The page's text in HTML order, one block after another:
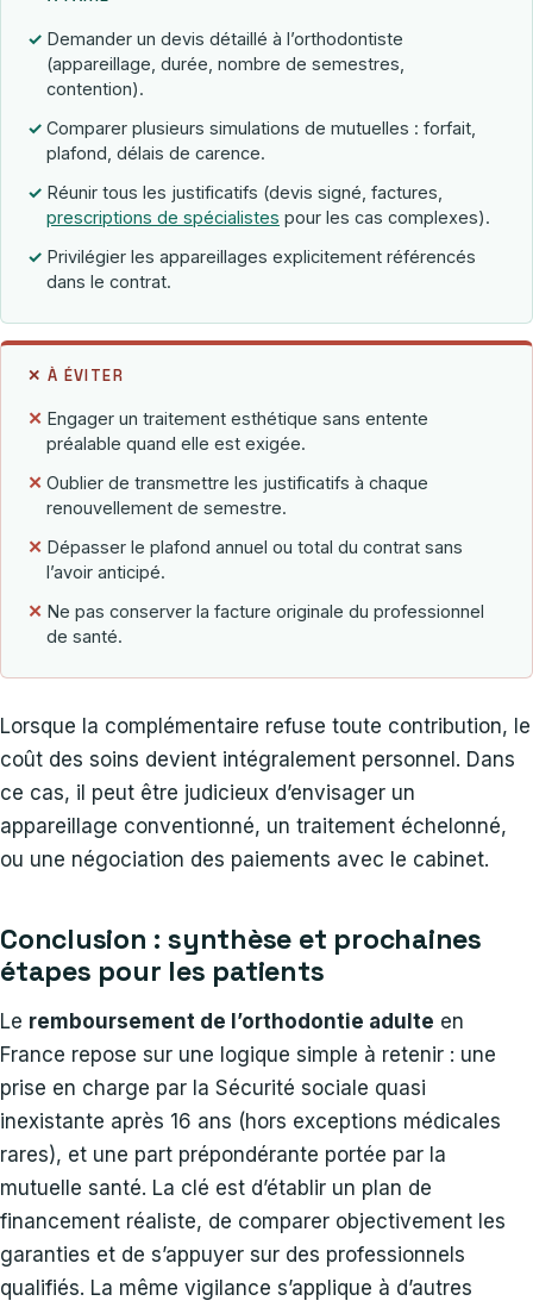
✓ Demander un devis détaillé à l’orthodontiste
(appareillage, durée, nombre de semestres,
contention).
✓ Comparer plusieurs simulations de mutuelles : forfait,
plafond, délais de carence.
✓ Réunir tous les justificatifs (devis signé, factures,
prescriptions de spécialistes pour les cas complexes).
✓ Privilégier les appareillages explicitement référencés
dans le contrat.
✕ À ÉVITER
✕ Engager un traitement esthétique sans entente
préalable quand elle est exigée.
✕ Oublier de transmettre les justificatifs à chaque
renouvellement de semestre.
✕ Dépasser le plafond annuel ou total du contrat sans
l’avoir anticipé.
✕ Ne pas conserver la facture originale du professionnel
de santé.
Lorsque la complémentaire refuse toute contribution, le
coût des soins devient intégralement personnel. Dans
ce cas, il peut être judicieux d’envisager un
appareillage conventionné, un traitement échelonné,
ou une négociation des paiements avec le cabinet.
Conclusion : synthèse et prochaines
étapes pour les patients
Le remboursement de l’orthodontie adulte en
France repose sur une logique simple à retenir : une
prise en charge par la Sécurité sociale quasi
inexistante après 16 ans (hors exceptions médicales
rares), et une part prépondérante portée par la
mutuelle santé. La clé est d’établir un plan de
financement réaliste, de comparer objectivement les
garanties et de s’appuyer sur des professionnels
qualifiés. La même vigilance s’applique à d’autres